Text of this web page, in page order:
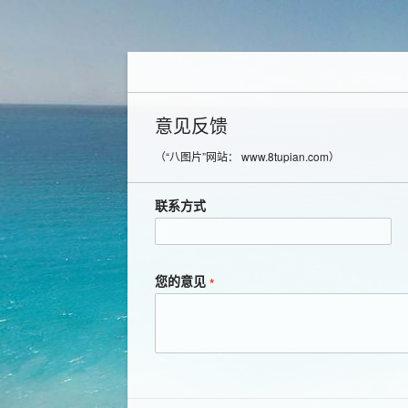
意见反馈
（“八图片”网站： www.8tupian.com）
联系方式
您的意见